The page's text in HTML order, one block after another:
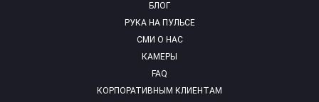
БЛОГ
РУКА НА ПУЛЬСЕ
СМИ О НАС
КАМЕРЫ
FAQ
КОРПОРАТИВНЫМ КЛИЕНТАМ